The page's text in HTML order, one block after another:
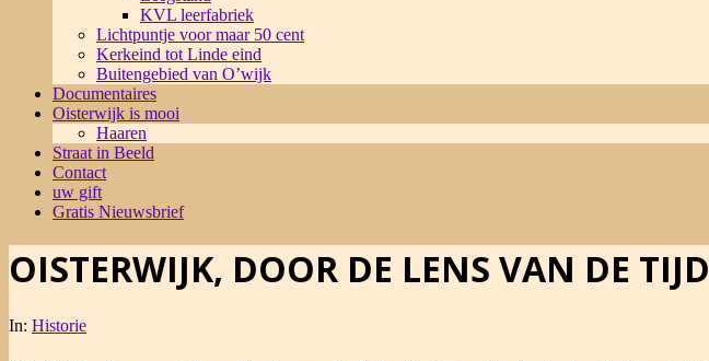
KVL leerfabriek
Lichtpuntje voor maar 50 cent
Kerkeind tot Linde eind
Buitengebied van O’wijk
Documentaires
Oisterwijk is mooi
Haaren
Straat in Beeld
Contact
uw gift
Gratis Nieuwsbrief
OISTERWIJK, DOOR DE LENS VAN DE TIJD
In: Historie